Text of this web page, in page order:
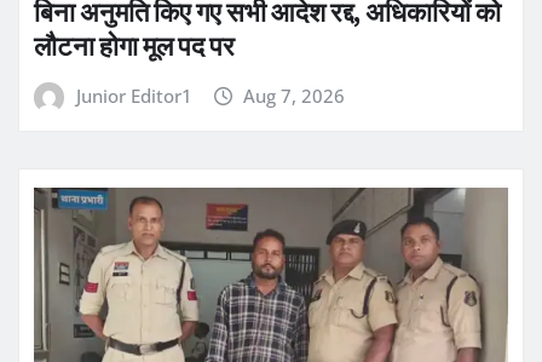
बिना अनुमति किए गए सभी आदेश रद्द, अधिकारियों को
लौटना होगा मूल पद पर
Junior Editor1 Aug 7, 2026